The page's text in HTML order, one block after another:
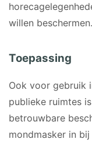
willen beschermen.
Toepassing
Ook voor gebruik
publieke ruimtes
betrouwbare
mondmasker in